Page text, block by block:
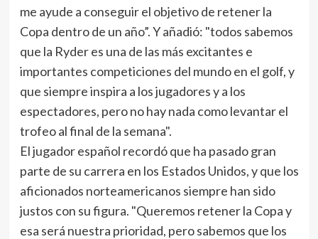
me ayude a conseguir el objetivo de retener la
Copa dentro de un año”. Y añadió: "todos sabemos
que la Ryder es una de las más excitantes e
importantes competiciones del mundo en el golf, y
que siempre inspira a los jugadores y a los
espectadores, pero no hay nada como levantar el
trofeo al final de la semana".
El jugador español recordó que ha pasado gran
parte de su carrera en los Estados Unidos, y que los
aficionados norteamericanos siempre han sido
justos con su figura. "Queremos retener la Copa y
esa será nuestra prioridad, pero sabemos que los